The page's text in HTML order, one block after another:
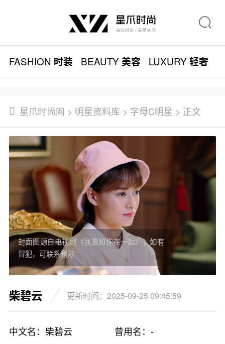
FASHION 时装 BEAUTY美容 LUXURY轻奢
星爪时尚网 > 明星资料库 > 字母C明星 > 正文
封面图源自电视剧《我要和你在一起》，如有
冒犯，可联系删除
柴碧云 更新时间：2025-09-25 09:45:59
中文名：柴碧云
曾用名：-